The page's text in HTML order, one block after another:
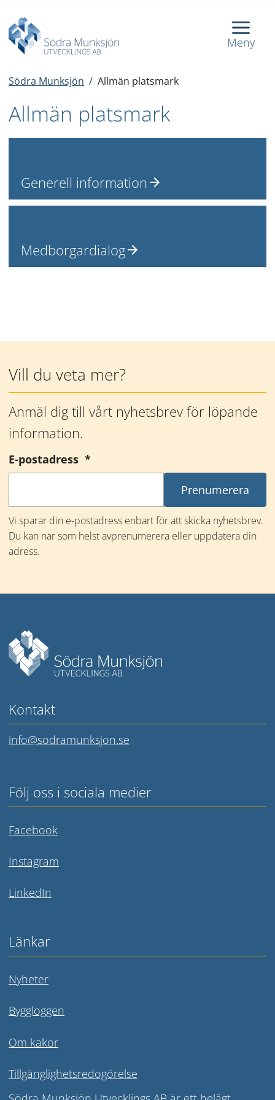
Meny
Södra Munksjön / Allmän platsmark
Allmän platsmark
Generell information
Medborgardialog
Vill du veta mer?
Anmäl dig till vårt nyhetsbrev för löpande
information.
E-postadress *(obligatorisk)
Vi sparar din e-postadress enbart för att skicka nyhetsbrev.
Du kan när som helst avprenumerera eller uppdatera din
adress.
Kontakt
info@sodramunksjon.se
Följ oss i sociala medier
FacebookLänk till annan webbplats.
InstagramLänk till annan webbplats.
LinkedInLänk till annan webbplats.
Länkar
Nyheter
Byggloggen
Om kakor
Tillgänglighetsredogörelse